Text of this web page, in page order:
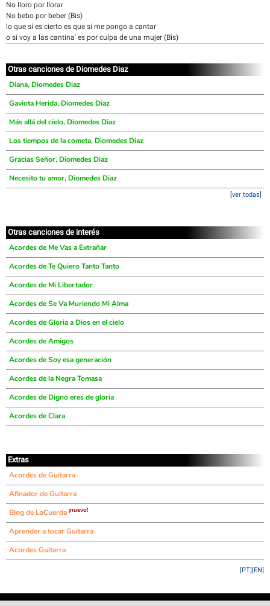
No lloro por llorar
No bebo por beber (Bis)
lo que sí es cierto es que si me pongo a cantar
o si voy a las cantina' es por culpa de una mujer (Bis)
Otras canciones de Diomedes Diaz
Diana, Diomedes Diaz
Gaviota Herida, Diomedes Diaz
Más allá del cielo, Diomedes Diaz
Los tiempos de la cometa, Diomedes Diaz
Gracias Señor, Diomedes Diaz
Necesito tu amor, Diomedes Diaz
[ver todas]
Otras canciones de interés
Acordes de Me Vas a Extrañar
Acordes de Te Quiero Tanto Tanto
Acordes de Mi Libertador
Acordes de Se Va Muriendo Mi Alma
Acordes de Gloria a Dios en el cielo
Acordes de Amigos
Acordes de Soy esa generación
Acordes de la Negra Tomasa
Acordes de Digno eres de gloria
Acordes de Clara
Extras
Acordes de Guitarra
Afinador de Guitarra
Blog de LaCuerda ¡nuevo!
Aprender a tocar Guitarra
Acordes Guitarra
[EN]
[PT]